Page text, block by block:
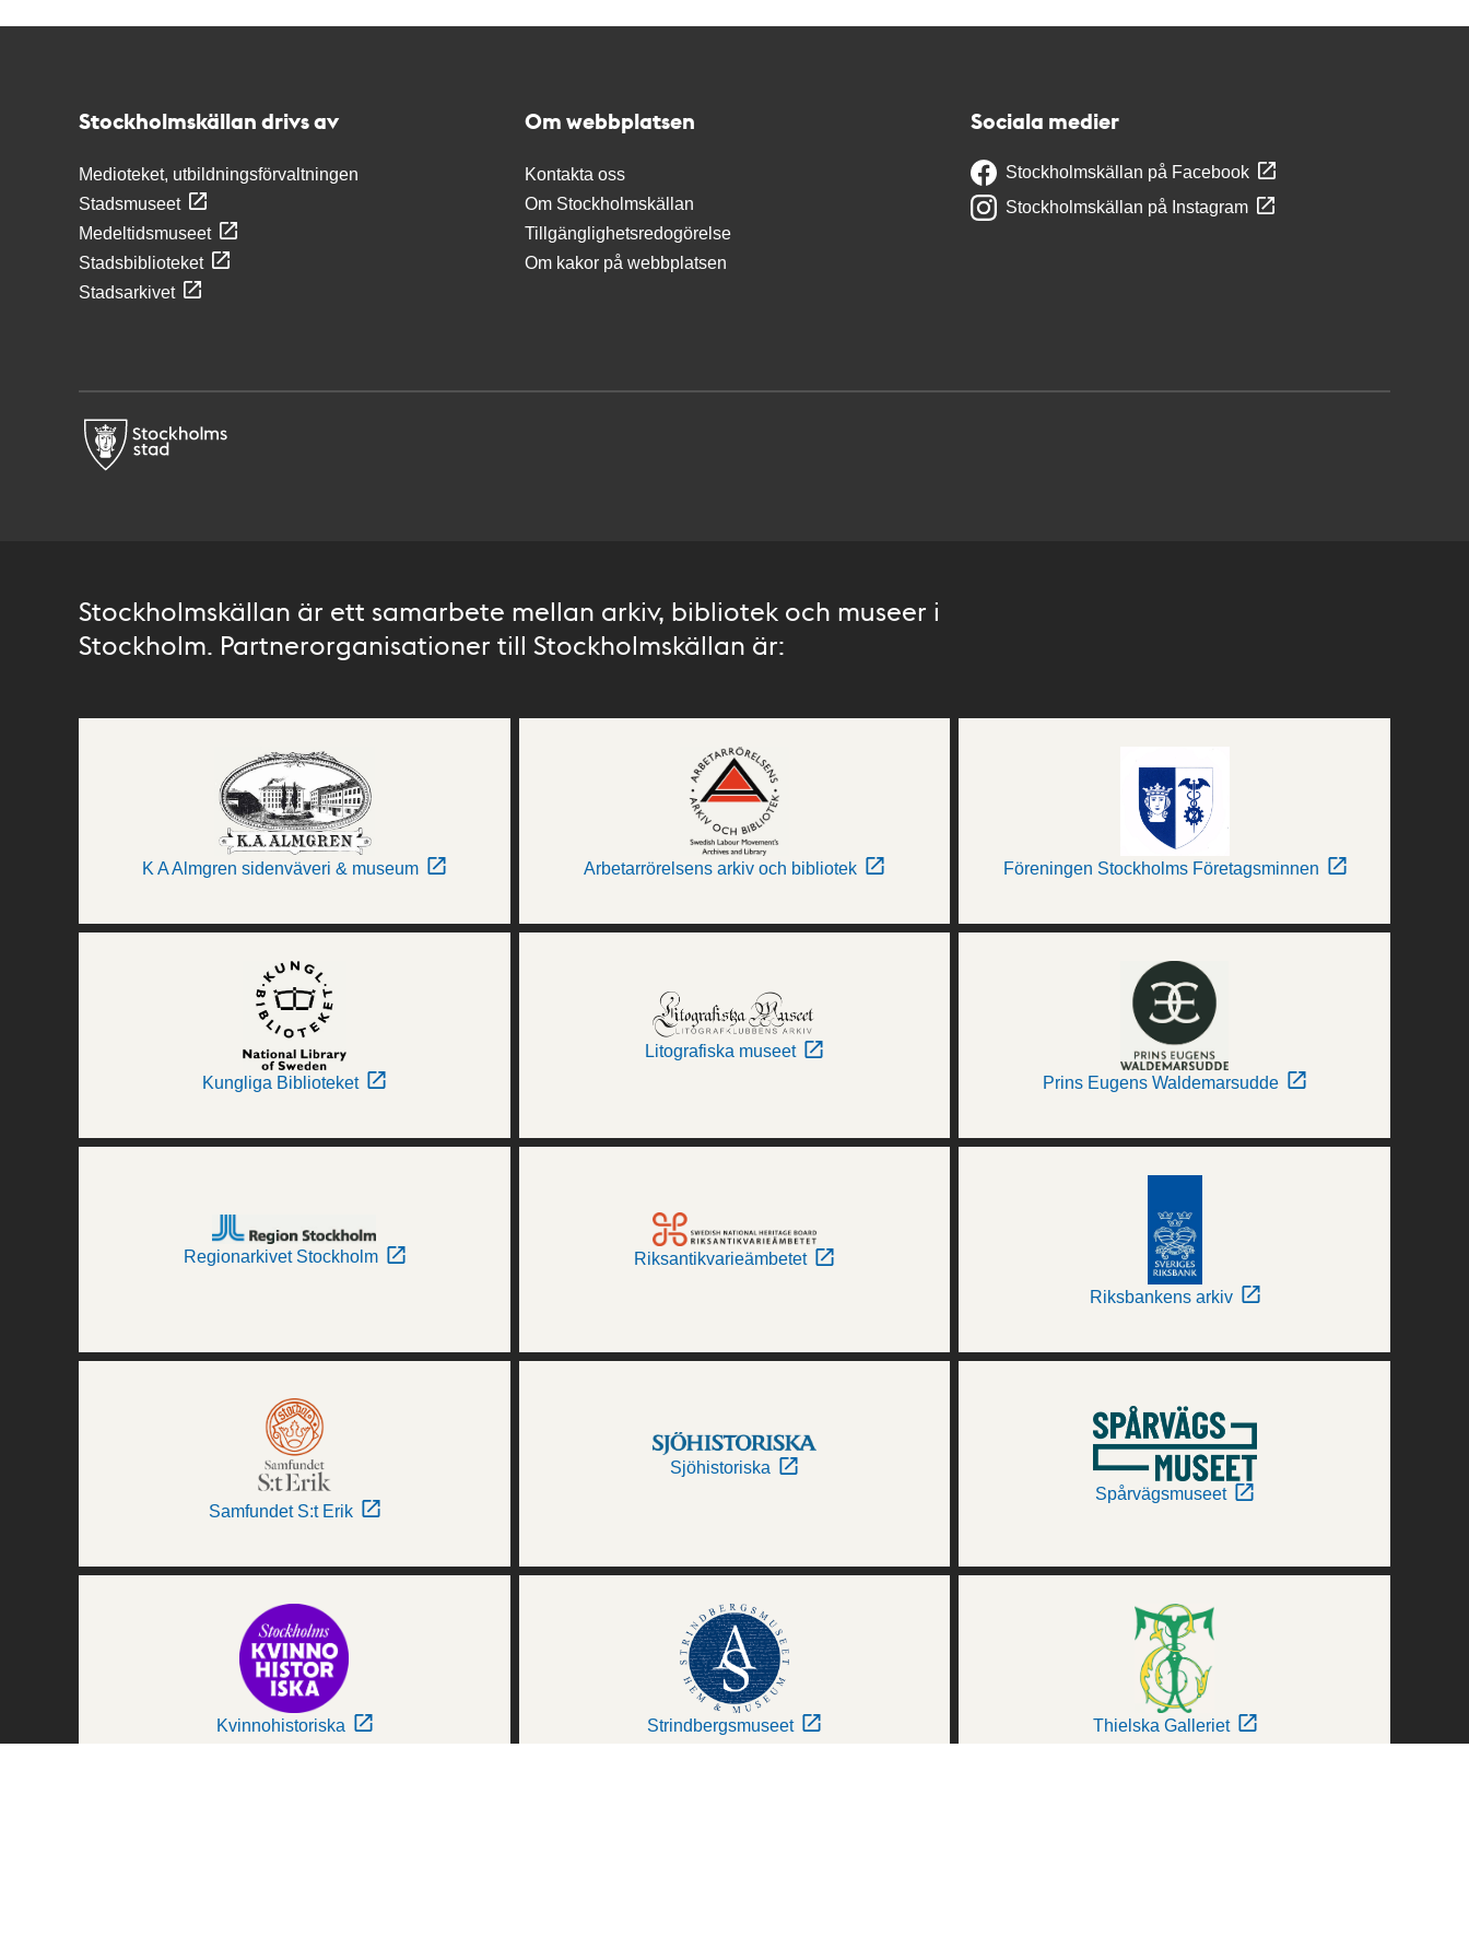
Stockholmskällan drivs av
Medioteket, utbildningsförvaltningen
Stadsmuseet
Medeltidsmuseet
Stadsbiblioteket
Stadsarkivet
Om webbplatsen
Kontakta oss
Om Stockholmskällan
Tillgänglighetsredogörelse
Om kakor på webbplatsen
Sociala medier
Stockholmskällan på Facebook
Stockholmskällan på Instagram
Stockholmskällan är ett samarbete mellan arkiv, bibliotek och museer i
Stockholm. Partnerorganisationer till Stockholmskällan är:
K A Almgren sidenväveri & museum Arbetarrörelsens arkiv och bibliotek Föreningen Stockholms Företagsminnen
Kungliga Biblioteket
Litografiska museet
Prins Eugens Waldemarsudde
Regionarkivet Stockholm Riksantikvarieämbetet
Riksbankens arkiv
Samfundet S:t Erik
Sjöhistoriska
Spårvägsmuseet
Kvinnohistoriska Strindbergsmuseet Thielska Galleriet